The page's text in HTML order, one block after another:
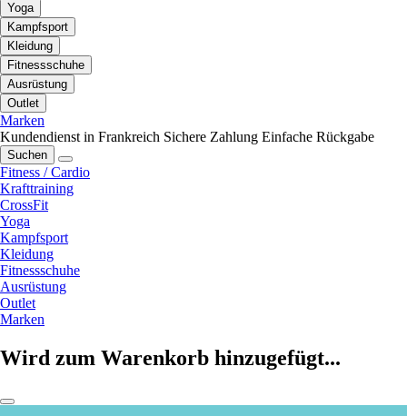
Yoga
Kampfsport
Kleidung
Fitnessschuhe
Ausrüstung
Outlet
Marken
Kundendienst in Frankreich Sichere Zahlung Einfache Rückgabe
Suchen
Fitness / Cardio
Krafttraining
CrossFit
Yoga
Kampfsport
Kleidung
Fitnessschuhe
Ausrüstung
Outlet
Marken
Wird zum Warenkorb hinzugefügt...